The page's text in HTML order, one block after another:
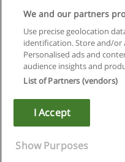
Copyright © Educaedu
We and our partners
Use precise geolocation
identification. Store and/or
Personalised ads and
audience insights and
List of Partners (vendors)
I Accept
Show Purposes